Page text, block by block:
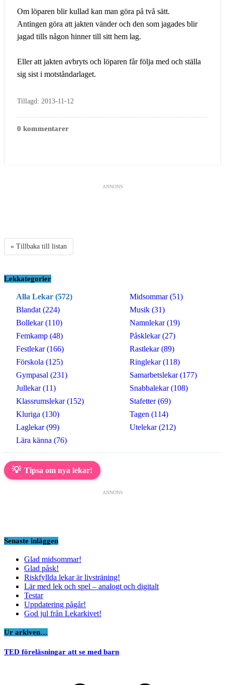
Om löparen blir kullad kan man göra på två sätt.
Antingen göra att jakten vänder och den som jagades blir
jagad tills någon hinner till sitt hem lag.
Eller att jakten avbryts och löparen får följa med och ställa
sig sist i motståndarlaget.
Tillagd: 2013-11-12
0 kommentarer
ANNONS
« Tillbaka till listan
Lekkategorier
Alla Lekar (572)
Blandat (224)
Bollekar (110)
Femkamp (48)
Festlekar (166)
Förskola (125)
Gympasal (231)
Jullekar (11)
Klassrumslekar (152)
Kluriga (130)
Laglekar (99)
Lära känna (76)
Midsommar (51)
Musik (31)
Namnlekar (19)
Påsklekar (27)
Rastlekar (89)
Ringlekar (118)
Samarbetslekar (177)
Snabbalekar (108)
Stafetter (69)
Tagen (114)
Utelekar (212)
💡 Tipsa om nya lekar!
ANNONS
Senaste inläggen
Glad midsommar!
Glad påsk!
Riskfyllda lekar är livsträning!
Lär med lek och spel – analogt och digitalt
Testar
Uppdatering pågår!
God jul från Lekarkivet!
Ur arkiven…
TED föreläsningar att se med barn